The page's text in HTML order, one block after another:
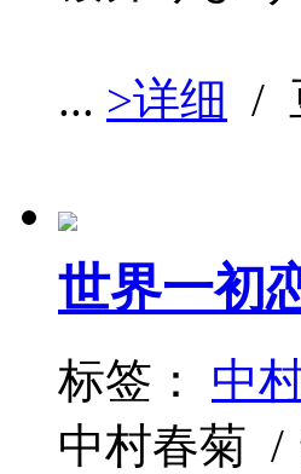
... >详细 /
世界一初
标签： 中
中村春菊 /